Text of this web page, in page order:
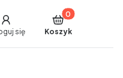
się
Produkty w
Koszyk